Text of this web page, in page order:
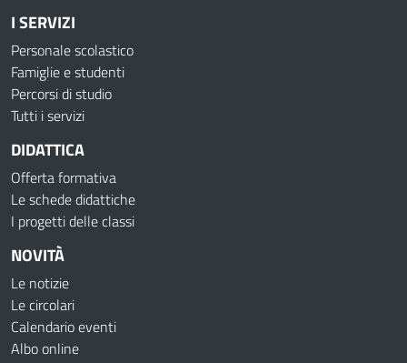
I SERVIZI
Personale scolastico
Famiglie e studenti
Percorsi di studio
Tutti i servizi
DIDATTICA
Offerta formativa
Le schede didattiche
I progetti delle classi
NOVITÀ
Le notizie
Le circolari
Calendario eventi
Albo online